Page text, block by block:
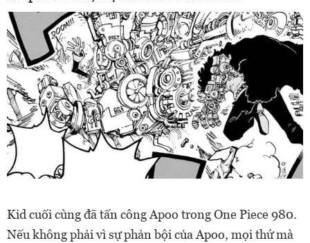
Kid cuối cùng đã tấn công Apoo trong One Piece 980.
Nếu không phải vì sự phản bội của Apoo, mọi thứ mà